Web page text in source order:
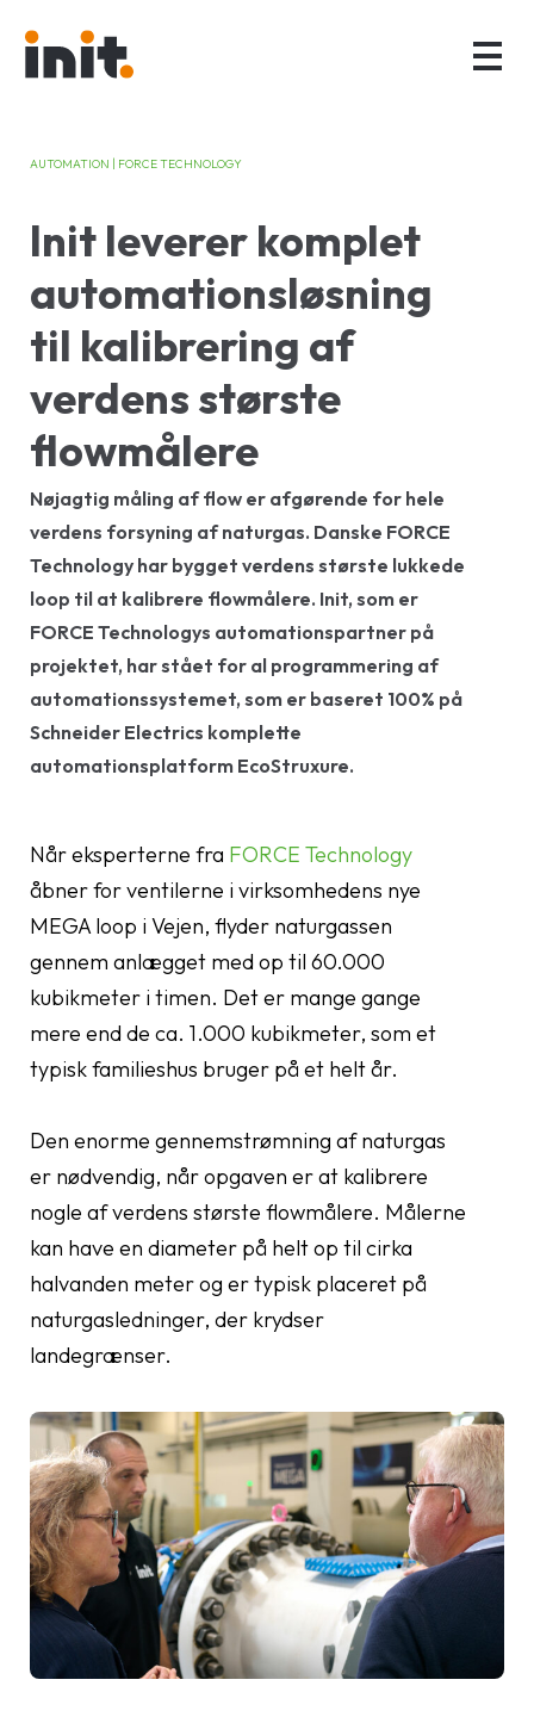
AUTOMATION | FORCE TECHNOLOGY
Init leverer komplet
automationsløsning
til kalibrering af
verdens største
flowmålere
Nøjagtig måling af flow er afgørende for hele
verdens forsyning af naturgas. Danske FORCE
Technology har bygget verdens største lukkede
loop til at kalibrere flowmålere. Init, som er
FORCE Technologys automationspartner på
projektet, har stået for al programmering af
automationssystemet, som er baseret 100% på
Schneider Electrics komplette
automationsplatform EcoStruxure.
Når eksperterne fra FORCE Technology
åbner for ventilerne i virksomhedens nye
MEGA loop i Vejen, flyder naturgassen
gennem anlægget med op til 60.000
kubikmeter i timen. Det er mange gange
mere end de ca. 1.000 kubikmeter, som et
typisk familieshus bruger på et helt år.
Den enorme gennemstrømning af naturgas
er nødvendig, når opgaven er at kalibrere
nogle af verdens største flowmålere. Målerne
kan have en diameter på helt op til cirka
halvanden meter og er typisk placeret på
naturgasledninger, der krydser
landegrænser.